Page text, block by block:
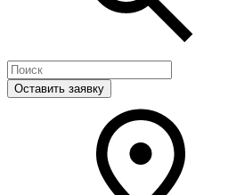
Оставить заявку